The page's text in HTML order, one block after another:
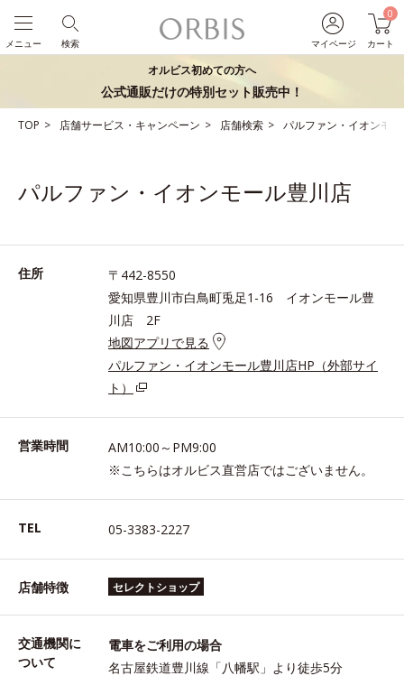
マイページ
0
カート
検索
メニュー
オルビス初めての方へ
公式通販だけの特別セット販売中！
TOP 店舗サービス・キャンペーン 店舗検索 パルファン・イオンモ
パルファン・イオンモール豊川店
住所
〒442-8550
愛知県豊川市白鳥町兎足1-16 イオンモール豊
川店 2F
地図アプリで見る
パルファン・イオンモール豊川店HP（外部サイ
ト）
営業時間
AM10:00～PM9:00
※こちらはオルビス直営店ではございません。
TEL 05-3383-2227
店舗特徴 セレクトショップ
交通機関に
ついて
電車をご利用の場合
名古屋鉄道豊川線「八幡駅」より徒歩5分